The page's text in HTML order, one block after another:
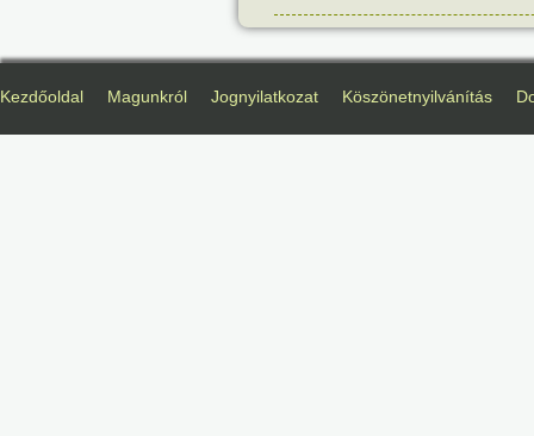
Kezdőoldal Magunkról Jognyilatkozat Köszönetnyilvánítás